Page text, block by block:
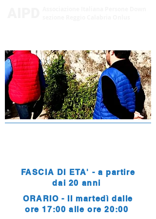
FASCIA DI ETA' - a partire
dai 20 anni
ORARIO - II martedì dalle
ore 17:00 alle ore 20:00